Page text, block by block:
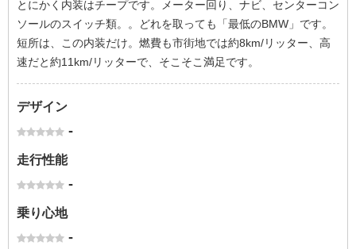
とにかく内装はチープです。メーター回り、ナビ、センターコン
ソールのスイッチ類。。どれを取っても「最低のBMW」です。
短所は、この内装だけ。燃費も市街地では約8km/リッター、高
速だと約11km/リッターで、そこそこ満足です。
デザイン
-
走行性能
-
乗り心地
-